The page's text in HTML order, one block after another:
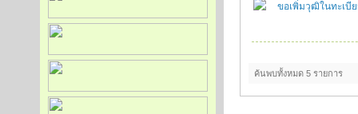
ขอเพิ่มวุฒิในทะเบี
ค้นพบทั้งหมด 5 รายการ